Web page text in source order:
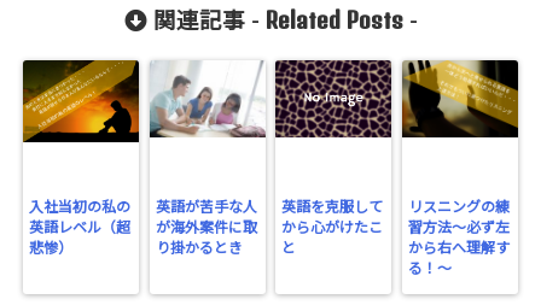
関連記事 - Related Posts-
入社当初の私の
英語レベル（超
悲惨）
英語が苦手な人
が海外案件に取
り掛かるとき
英語を克服して
から心がけたこ
と
リスニングの練
習方法～必ず左
から右へ理解す
る！～